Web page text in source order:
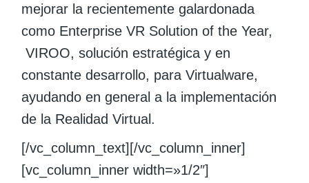
mejorar la recientemente galardonada
como Enterprise VR Solution of the Year,
VIROO, solución estratégica y en
constante desarrollo, para Virtualware,
ayudando en general a la implementación
de la Realidad Virtual.
[/vc_column_text][/vc_column_inner]
[vc_column_inner width=»1/2″]